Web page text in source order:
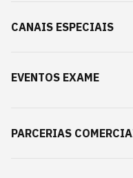
CANAIS ESPECIAIS
EVENTOS EXAME
PARCERIAS